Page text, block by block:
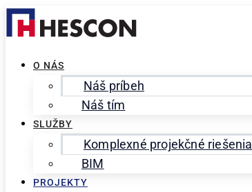
Preskočiť
O NÁS
Náš príbeh
Náš tím
SLUŽBY
Komplexné projekčné riešenia
BIM
PROJEKTY
for: